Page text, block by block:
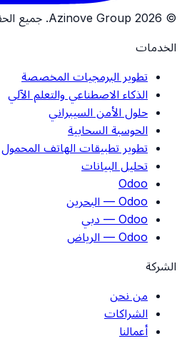
©
2026 جميع
الخدمات
تطوير البرمجيات المخصصة
الذكاء الاصطناعي والتعلم الآلي
حلول الأمن السيبراني
الحوسبة السحابية
تطوير تطبيقات الهاتف المحمول
تحليل البيانات
Odoo
Odoo — البحرين
Odoo — دبي
Odoo — الرياض
الشركة
من نحن
الشراكات
أعمالنا